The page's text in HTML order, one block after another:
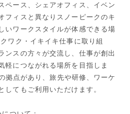
ペース、シェアオフィス、イベン
フィスと異なりスノーピークのキ
いワークスタイルが体感できる場
ワク・イキイキ仕事に取り組
ンスの方々が交流し、仕事が創出
軽につながれる場所を目指しま
拠点があり、旅先や研修、ワーケ
してもご利用いただけます。